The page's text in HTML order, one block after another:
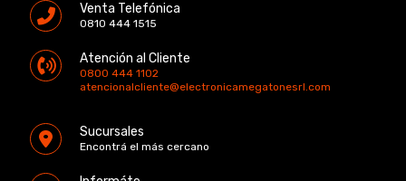
Venta Telefónica
0810 444 1515
Atención al Cliente
0800 444 1102
atencionalcliente@electronicamegatonesrl.com
Sucursales
Encontrá el más cercano